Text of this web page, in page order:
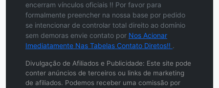
encerram vínculos oficiais !! Por favor para
formalmente preencher na nossa base por pedido
se intencionar de controlar total direito ao domínio
sem demoras envie contato por Nos Acionar
Imediatamente Nas Tabelas Contato Diretos!! .
Divulgação de Afiliados e Publicidade: Este site pode
conter anúncios de terceiros ou links de marketing
de afiliados. Podemos receber uma comissão por